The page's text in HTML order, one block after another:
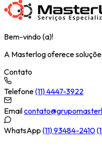
Bem-vindo (a)!
A Masterlog oferece
Contato
Telefone(11) 4447-3922
Email
WhatsApp (11) 93484-2410